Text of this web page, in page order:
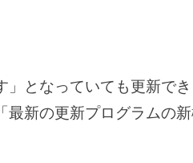
」となっていても更新で
最新の更新プログラムの